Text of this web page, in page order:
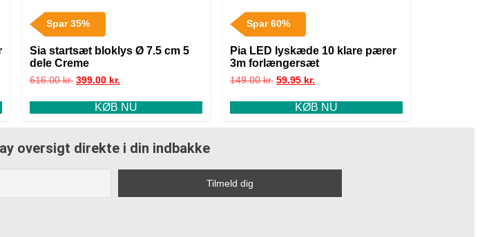
Spar 35%
Sia startsæt bloklys Ø 7.5 cm 5
dele Creme
616.00kr. 399.00 kr.
KØB NU
Spar 60%
Pia LED lyskæde 10 klare pærer
3m forlængersæt
149.00kr. 59.95 kr.
KØB NU
oversigt direkte i din indbakke